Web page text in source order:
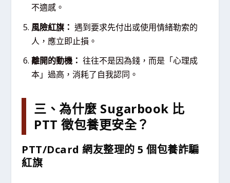
不適感。
風險紅旗： 遇到要求先付出或使用情緒勒索的
人，應立即止損。
離開的動機： 往往不是因為錢，而是「心理成
本」過高，消耗了自我認同。
三、為什麼 Sugarbook 比
PTT 徵包養更安全？
PTT/Dcard 網友整理的 5 個包養詐騙
紅旗